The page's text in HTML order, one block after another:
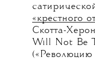
«крестного
Скотта-
Will Not Be